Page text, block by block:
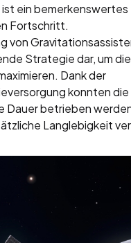
ein bemerkenswertes
Fortschritt.
von
Strategie dar, um
Dank der
konnten
Dauer betrieben
Langlebigkeit